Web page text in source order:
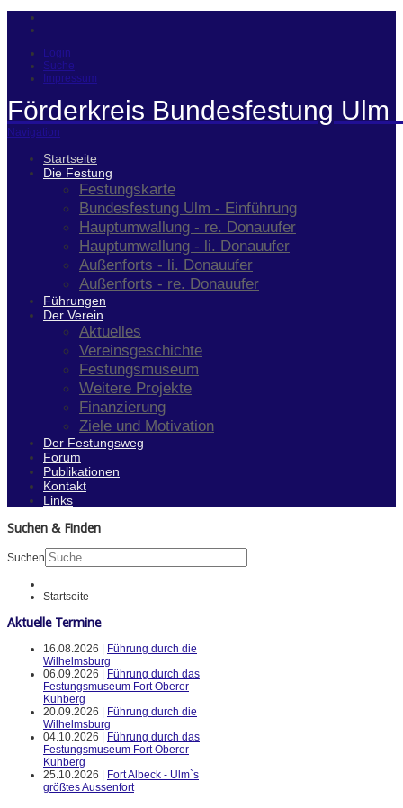
Login
Suche
Impressum
Förderkreis Bundesfestung Ulm
Navigation
Startseite
Die Festung
Festungskarte
Bundesfestung Ulm - Einführung
Hauptumwallung - re. Donauufer
Hauptumwallung - li. Donauufer
Außenforts - li. Donauufer
Außenforts - re. Donauufer
Führungen
Der Verein
Aktuelles
Vereinsgeschichte
Festungsmuseum
Weitere Projekte
Finanzierung
Ziele und Motivation
Der Festungsweg
Forum
Publikationen
Kontakt
Links
Suchen & Finden
Suchen
Startseite
Aktuelle Termine
16.08.2026 |
Führung durch die
Wilhelmsburg
06.09.2026 |
Führung durch das
Festungsmuseum Fort Oberer
Kuhberg
20.09.2026 |
Führung durch die
Wilhelmsburg
04.10.2026 |
Führung durch das
Festungsmuseum Fort Oberer
Kuhberg
25.10.2026 |
Fort Albeck - Ulm`s
größtes Aussenfort